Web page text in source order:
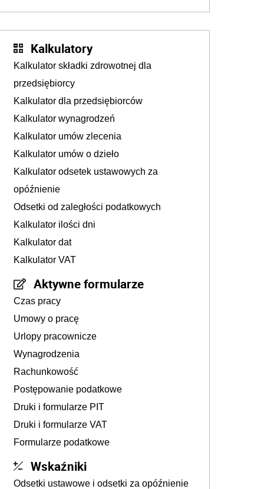
Kalkulatory
Kalkulator składki zdrowotnej dla
przedsiębiorcy
Kalkulator dla przedsiębiorców
Kalkulator wynagrodzeń
Kalkulator umów zlecenia
Kalkulator umów o dzieło
Kalkulator odsetek ustawowych za
opóźnienie
Odsetki od zaległości podatkowych
Kalkulator ilości dni
Kalkulator dat
Kalkulator VAT
Aktywne formularze
Czas pracy
Umowy o pracę
Urlopy pracownicze
Wynagrodzenia
Rachunkowość
Postępowanie podatkowe
Druki i formularze PIT
Druki i formularze VAT
Formularze podatkowe
Wskaźniki
Odsetki ustawowe i odsetki za opóźnienie